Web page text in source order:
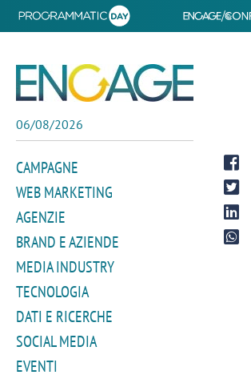
06/08/2026
CAMPAGNE
WEB MARKETING
AGENZIE
BRAND E AZIENDE
MEDIA INDUSTRY
TECNOLOGIA
DATI E RICERCHE
SOCIAL MEDIA
EVENTI